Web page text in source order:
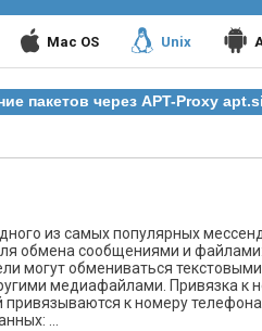
Mac OS Unix
пакетов через APT-Proxy
из самых популярных
обмена сообщениями и
могут обмениваться
медиафайлами. Привязка к
к номеру
...